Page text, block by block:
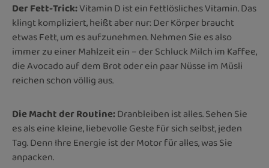
Der Fett-Trick:Vitamin D ist ein fettlösliches Vitamin. Das
klingt kompliziert, heißt aber nur: Der Körper braucht
etwas Fett, um es aufzunehmen. Nehmen Sie es also
immer zu einer Mahlzeit ein – der Schluck Milch im Kaffee,
die Avocado auf dem Brot oder ein paar Nüsse im Müsli
reichen schon völlig aus.
Die Macht der Routine:Dranbleiben ist alles. Sehen Sie
es als eine kleine, liebevolle Geste für sich selbst, jeden
Tag. Denn Ihre Energie ist der Motor für alles, was Sie
anpacken.